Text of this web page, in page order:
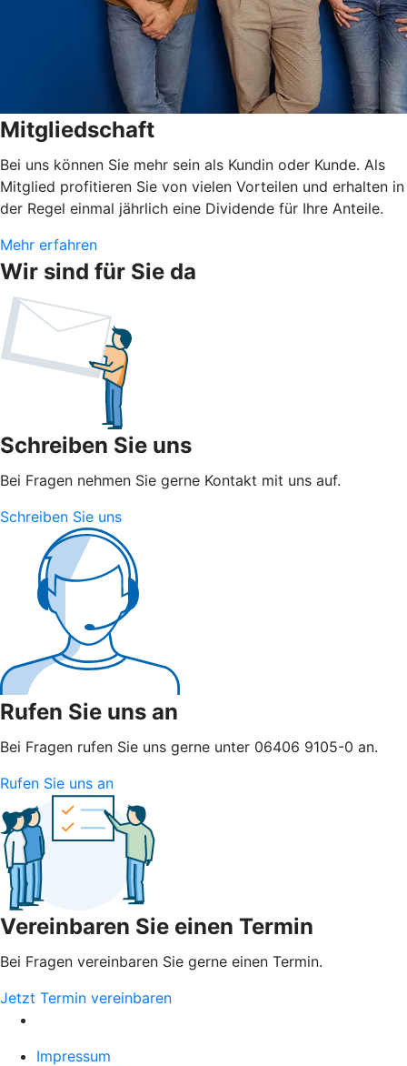
Mitgliedschaft
Bei uns können Sie mehr sein als Kundin oder Kunde. Als
Mitglied profitieren Sie von vielen Vorteilen und erhalten in
der Regel einmal jährlich eine Dividende für Ihre Anteile.
Mehr erfahren
Wir sind für Sie da
Schreiben Sie uns
Bei Fragen nehmen Sie gerne Kontakt mit uns auf.
Schreiben Sie uns
Rufen Sie uns an
Bei Fragen rufen Sie uns gerne unter 06406 9105-0 an.
Rufen Sie uns an
Vereinbaren Sie einen Termin
Bei Fragen vereinbaren Sie gerne einen Termin.
Jetzt Termin vereinbaren
Impressum